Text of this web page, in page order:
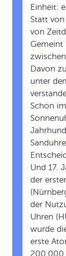
Einheit:
Statt
von
Gemeint
Davon
unter
Schon
Und 17.
der
der
Uhren
wurde
erste
200.000